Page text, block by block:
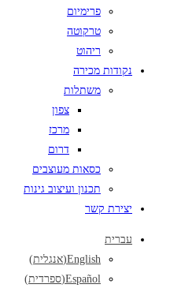
פרימיום
טרקוטה
ריהוט
נקודות מכירה
משתלות
צפון
מרכז
דרום
כסאות מעוצבים
תכנון ועיצוב גינות
יצירת קשר
עברית
English
(אנגלית)
Español
(ספרדית)